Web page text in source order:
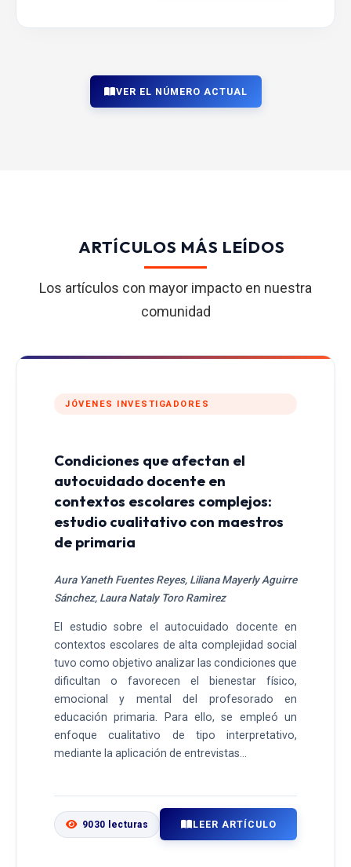
VER EL NÚMERO ACTUAL
ARTÍCULOS MÁS LEÍDOS
Los artículos con mayor impacto en nuestra
comunidad
JÓVENES INVESTIGADORES
Condiciones que afectan el
autocuidado docente en
contextos escolares complejos:
estudio cualitativo con maestros
de primaria
Aura Yaneth Fuentes Reyes, Liliana Mayerly Aguirre
Sánchez, Laura Nataly Toro Ramìrez
El estudio sobre el autocuidado docente en
contextos escolares de alta complejidad social
tuvo como objetivo analizar las condiciones que
dificultan o favorecen el bienestar físico,
emocional y mental del profesorado en
educación primaria. Para ello, se empleó un
enfoque cualitativo de tipo interpretativo,
mediante la aplicación de entrevistas...
9030 lecturas LEER ARTÍCULO